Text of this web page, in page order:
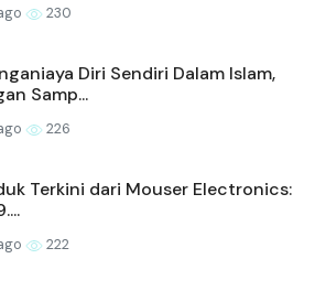
230
Diri Sendiri Dalam Islam,
Samp...
226
Terkini dari Mouser Electronics:
222